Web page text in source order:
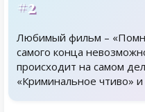
#2
Любимый фильм –
самого конца
происходит на самом
«Криминальное чтиво»